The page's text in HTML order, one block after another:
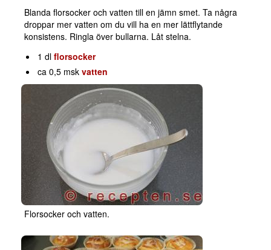
Blanda florsocker och vatten till en jämn smet. Ta några
droppar mer vatten om du vill ha en mer lättflytande
konsistens. Ringla över bullarna. Låt stelna.
1 dlflorsocker
ca 0,5 mskvatten
Florsocker och vatten.